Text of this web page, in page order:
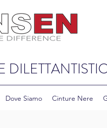
Dove Siamo Cinture Nere